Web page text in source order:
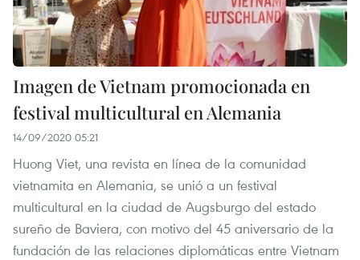
Imagen de Vietnam promocionada en
festival multicultural en Alemania
14/09/2020 05:21
Huong Viet, una revista en línea de la comunidad
vietnamita en Alemania, se unió a un festival
multicultural en la ciudad de Augsburgo del estado
sureño de Baviera, con motivo del 45 aniversario de la
fundación de las relaciones diplomáticas entre Vietnam